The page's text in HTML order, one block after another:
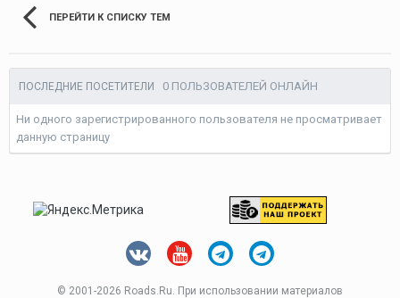
ПЕРЕЙТИ К СПИСКУ ТЕМ
ПОСЛЕДНИЕ ПОСЕТИТЕЛИ 0 ПОЛЬЗОВАТЕЛЕЙ ОНЛАЙН
Ни одного зарегистрированного пользователя не просматривает
данную страницу
© 2001-2026 Roads.Ru. При использовании материалов